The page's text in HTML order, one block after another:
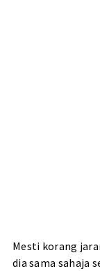
Mesti korang
dia sama sahaja